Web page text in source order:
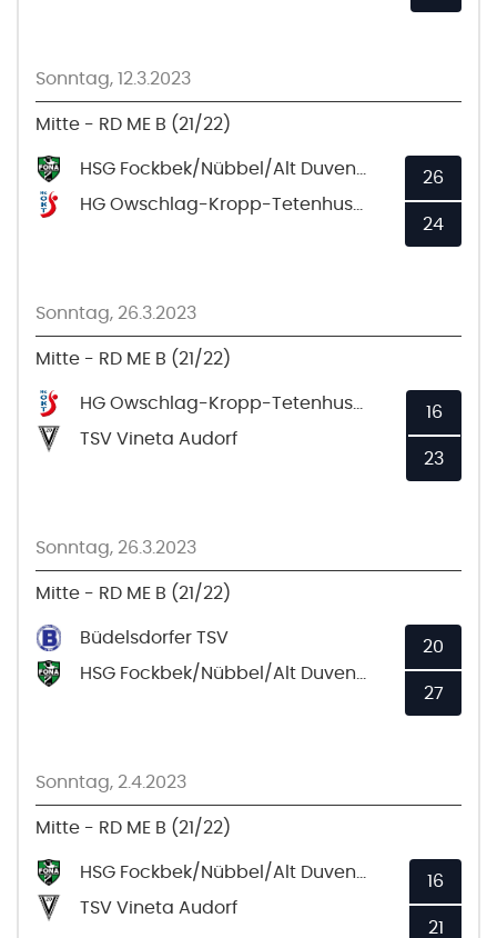
Sonntag, 12.3.2023
Mitte - RD ME B (21/22)
26
24
Sonntag, 26.3.2023
Mitte - RD ME B (21/22)
TSV Vineta Audorf
16
23
Sonntag, 26.3.2023
Mitte - RD ME B (21/22)
Büdelsdorfer TSV
20
27
Sonntag, 2.4.2023
Mitte - RD ME B (21/22)
TSV Vineta Audorf
16
21